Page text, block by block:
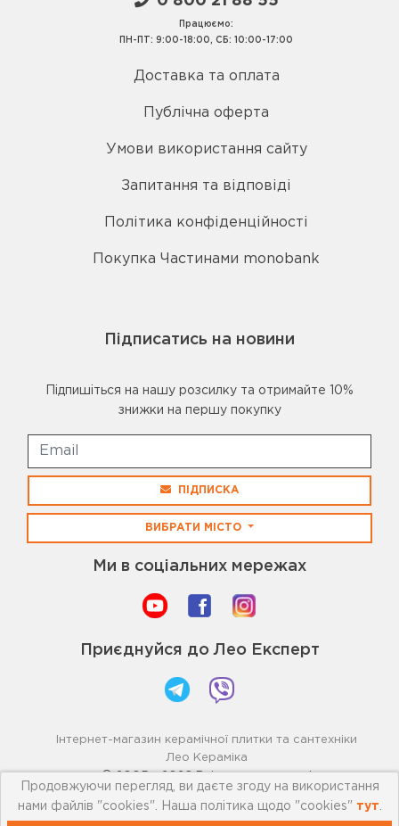
Працюємо:
ПН-ПТ: 9:00-18:00, СБ: 10:00-17:00
Доставка та оплата
Публічна оферта
Умови використання сайту
Запитання та відповіді
Політика конфіденційності
Покупка Частинами monobank
Підписатись на новини
Підпишіться на нашу розсилку та отримайте 10%
знижки на першу покупку
ПІДПИСКА
ВИБРАТИ МІСТО
Ми в соціальних мережах
Приєднуйся до Лео Експерт
Інтернет-магазин керамічної плитки та сантехніки
Лео Кераміка
© 2005 - 2026 Всі права захищені
Продовжуючи перегляд, ви даєте згоду на використання
нами файлів "cookies". Наша політика щодо "cookies" тут